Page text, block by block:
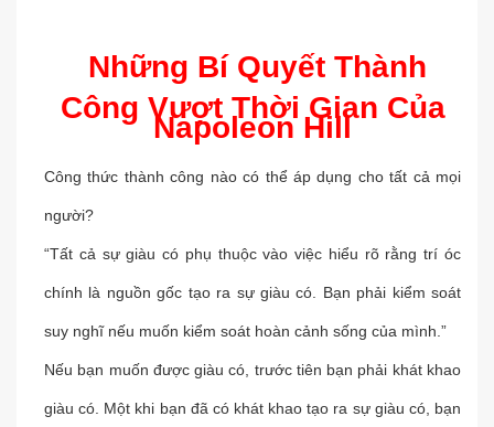
Những Bí Quyết Thành
Công Vượt Thời Gian Của
Napoleon Hill
Công thức thành công nào có thể áp dụng cho tất cả mọi
người?
“Tất cả sự giàu có phụ thuộc vào việc hiểu rõ rằng trí óc
chính là nguồn gốc tạo ra sự giàu có. Bạn phải kiểm soát
suy nghĩ nếu muốn kiểm soát hoàn cảnh sống của mình.”
Nếu bạn muốn được giàu có, trước tiên bạn phải khát khao
giàu có. Một khi bạn đã có khát khao tạo ra sự giàu có, bạn